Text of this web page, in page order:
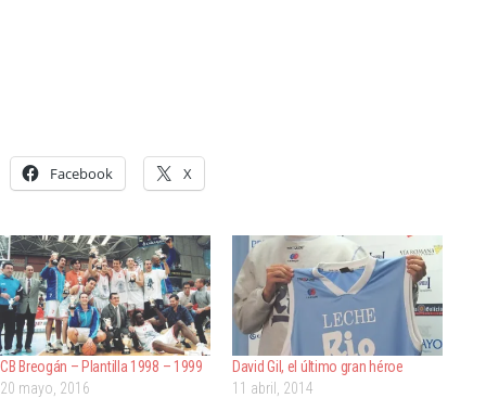
Facebook X
CB Breogán – Plantilla 1998 – 1999
20 mayo, 2016
David Gil, el último gran héroe
11 abril, 2014